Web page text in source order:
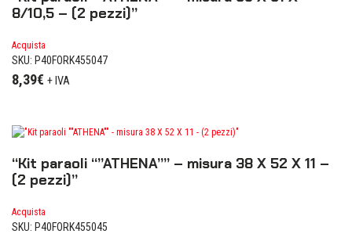
8/10,5 – (2 pezzi)”
Acquista
SKU: P40FORK455047
8,39€ + IVA
“Kit paraoli “”ATHENA”” – misura 38 X 52 X 11 –
(2 pezzi)”
Acquista
SKU: P40FORK455045